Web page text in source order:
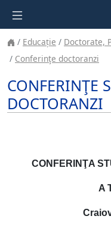
Educație
Doctorate,
Conferinţe doctoranzi
CONFERINŢE
DOCTORANZI
CONFERINŢA
A